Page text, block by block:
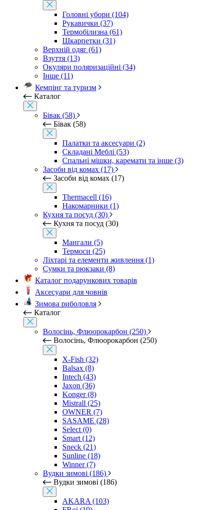
Головні убори (104)
Рукавички (37)
Термобілизна (61)
Шкарпетки (31)
Верхній одяг (61)
Взуття (13)
Окуляри поляризаційні (34)
Інше (11)
Кемпінг та туризм
Каталог
Бівак (58)
Бівак (58)
Палатки та аксесуари (2)
Складані Меблі (53)
Спальні мішки, каремати та інше (3)
Засоби від комах (17)
Засоби від комах (17)
Thermacell (16)
Накомарники (1)
Кухня та посуд (30)
Кухня та посуд (30)
Мангали (5)
Термоси (25)
Ліхтарі та елементи живлення (1)
Сумки та рюкзаки (8)
Каталог подарункових товарів
Аксесуари для човнів
Зимова риболовля
Каталог
Волосінь, Флюорокарбон (250)
Волосінь, Флюорокарбон (250)
X-Fish (32)
Balsax (8)
Intech (43)
Jaxon (36)
Konger (8)
Mistrall (25)
OWNER (7)
SASAME (28)
Select (0)
Smart (12)
Sneck (21)
Sunline (18)
Winner (7)
Вудки зимові (186)
Вудки зимові (186)
AKARA (103)